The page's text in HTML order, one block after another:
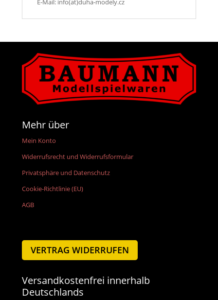
E-Mail: info(at)duha-modely.cz
Mehr über
Mein Konto
Widerrufsrecht und Widerrufsformular
Privatsphäre und Datenschutz
Cookie-Richtlinie (EU)
AGB
VERTRAG WIDERRUFEN
Versandkostenfrei innerhalb
Deutschlands